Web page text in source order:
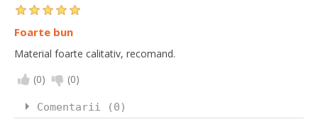
Foarte bun
Material foarte calitativ, recomand.
(0) (0)
Comentarii (0)